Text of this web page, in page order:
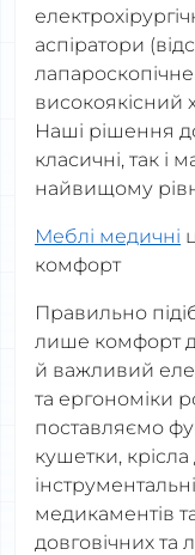
аспіратори
високоякісний
Наші рішення
класичні, так і
найвищому
Меблі медичні
комфорт
Правильно
лише комфорт
й важливий
та ергономіки
поставляємо
кушетки,
медикаментів
довговічних та